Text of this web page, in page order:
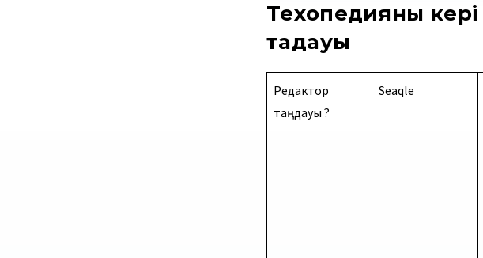
Техопедияның
таңдауы
Редактор
таңдауы ?
Seaqle